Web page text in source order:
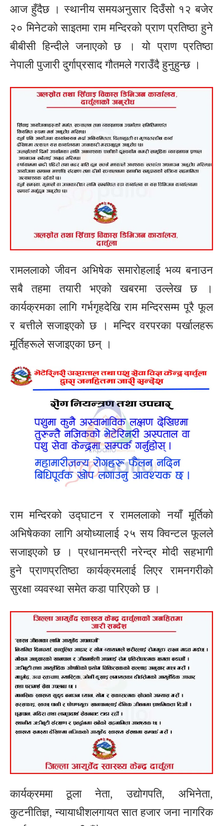
आज हुँदैछ । स्थानीय समयअनुसार दिउँसो १२ बजेर
२० मिनेटको साइतमा राम मन्दिरको प्राण प्रतिष्ठा हुने
बीबीसी हिन्दीले जनाएको छ । यो प्राण प्रतिष्ठा
नेपाली पुजारी दुर्गाप्रसाद गौतमले गराउँदै हुनुहुन्छ ।
रामललाको जीवन अभिषेक समारोहलाई भव्य बनाउन
सबै तहमा तयारी भएको खबरमा उल्लेख छ ।
कार्यक्रमका लागि गर्भगृहदेखि राम मन्दिरसम्म पूरै फूल
र बत्तीले सजाइएको छ । मन्दिर वरपरका पर्खालहरू
मूर्तिहरूले सजाइएका छन् ।
राम मन्दिरको उद्घाटन र रामललाको नयाँ मूर्तिको
अभिषेकका लागि अयोध्यालाई २५ सय क्विन्टल फूलले
सजाइएको छ । प्रधानमन्त्री नरेन्द्र मोदी सहभागी
हुने प्राणप्रतिष्ठा कार्यक्रमलाई लिएर रामनगरीको
सुरक्षा व्यवस्था समेत कडा पारिएको छ ।
कार्यक्रममा ठूला नेता, उद्योगपति, अभिनेता,
कुटनीतिज्ञ, न्यायाधीशलगायत सात हजार जना नागरिक